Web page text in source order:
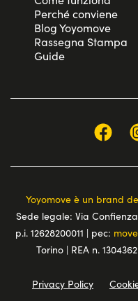
Perché conviene
Blog Yoyomove
Rassegna Stampa
Guide
Yoyomove è un brand
Sede legale: Via Confienza
p.i. 12628200011 | pec:
Torino | REA n.
Privacy Policy